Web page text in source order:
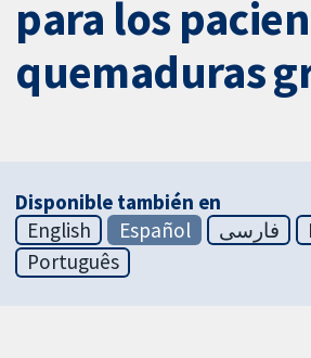
para los
quemaduras
Disponible también en
English
Español فارسی
Português